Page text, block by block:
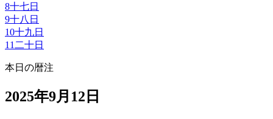
8十七日
9十八日
10十九日
11 二十日
本日の暦注
2025年9月12日